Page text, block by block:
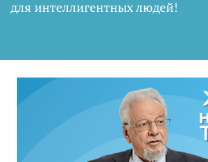
для интеллигентных людей!